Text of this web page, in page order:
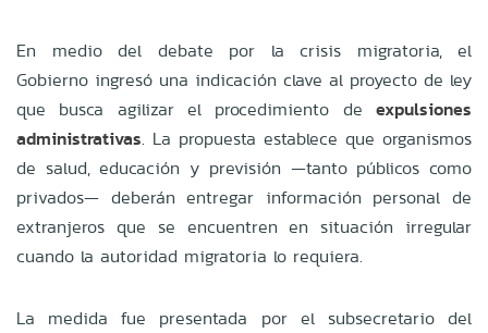
En medio del debate por la crisis migratoria, el
Gobierno ingresó una indicación clave al proyecto de ley
que busca agilizar el procedimiento de expulsiones
administrativas. La propuesta establece que organismos
de salud, educación y previsión —tanto públicos como
privados— deberán entregar información personal de
extranjeros que se encuentren en situación irregular
cuando la autoridad migratoria lo requiera.
La medida fue presentada por el subsecretario del